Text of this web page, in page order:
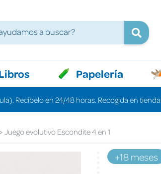
Papelería
Recíbelo en 24/48 horas. Recogida en
Juego evolutivo Escondite 4 en 1
+18 meses